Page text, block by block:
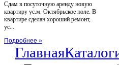
Сдам в посуточную аренду новую
квартиру ус.м. Октябрьское поле. В
квартире сделан хороший ремонт,
ус...
Подробнее »
Главная